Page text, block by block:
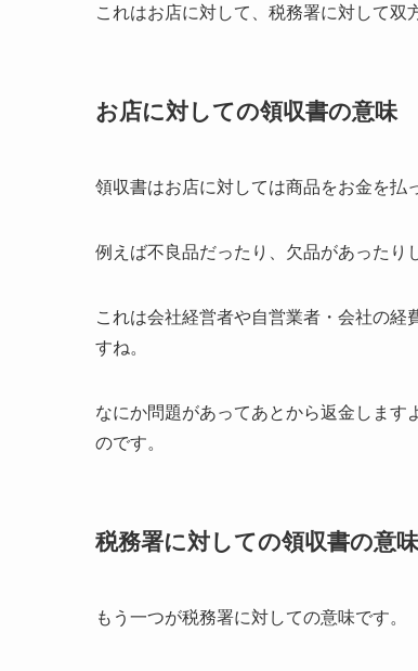
これはお店に対して、税務署に対して双
お店に対しての領収書の意味
領収書はお店に対しては商品をお金を払
例えば不良品だったり、欠品があったり
これは会社経営者や自営業者・会社の
すね。
なにか問題があってあとから返金します
のです。
税務署に対しての領収書の意味
もう一つが税務署に対しての意味です。